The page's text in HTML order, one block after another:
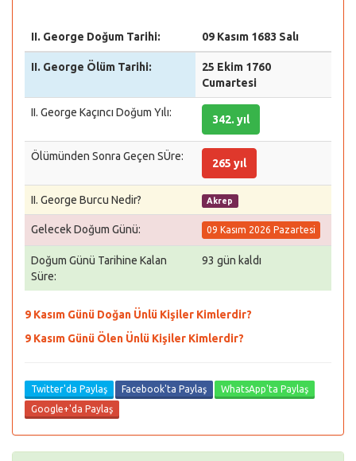
II. George Doğum Tarihi: 09 Kasım 1683 Salı
II. George Ölüm Tarihi:
25 Ekim 1760
Cumartesi
II. George Kaçıncı Doğum Yılı:
342. yıl
Ölümünden Sonra Geçen SÜre:
265 yıl
II. George Burcu Nedir? Akrep
Gelecek Doğum Günü: 09 Kasım 2026 Pazartesi
Doğum Günü Tarihine Kalan
Süre:
93 gün kaldı
9 Kasım Günü Doğan Ünlü Kişiler Kimlerdir?
9 Kasım Günü Ölen Ünlü Kişiler Kimlerdir?
Twitter'da Paylaş Facebook'ta Paylaş
WhatsApp'ta Paylaş
Google+'da Paylaş